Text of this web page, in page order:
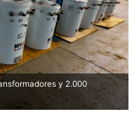
y 2.000